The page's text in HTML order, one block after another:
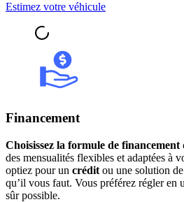
Estimez votre véhicule
Financement
Choisissez la formule de
des mensualités flexibles et adaptées à
optiez pour un crédit ou une solution
qu’il vous faut. Vous préférez régler en
sûr possible.